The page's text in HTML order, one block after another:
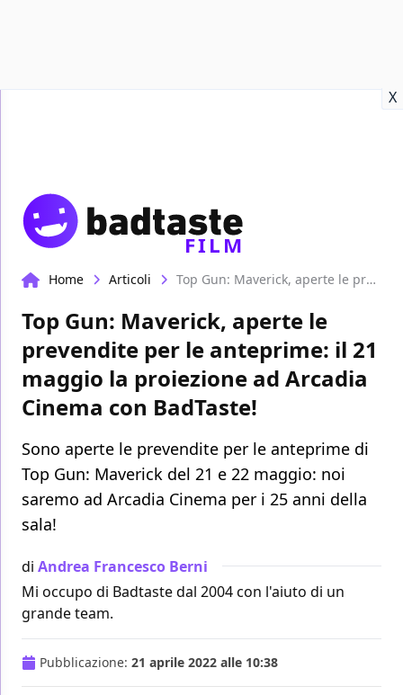
X
FILM
Home Articoli Top Gun: Maverick, aperte le prevendite per le anteprime: il 21 maggio la proiezione ad Arcadia Cinema con BadTaste!
Top Gun: Maverick, aperte le
prevendite per le anteprime: il 21
maggio la proiezione ad Arcadia
Cinema con BadTaste!
Sono aperte le prevendite per le anteprime di
Top Gun: Maverick del 21 e 22 maggio: noi
saremo ad Arcadia Cinema per i 25 anni della
sala!
di Andrea Francesco Berni
Mi occupo di Badtaste dal 2004 con l'aiuto di un
grande team.
Pubblicazione: 21 aprile 2022 alle 10:38